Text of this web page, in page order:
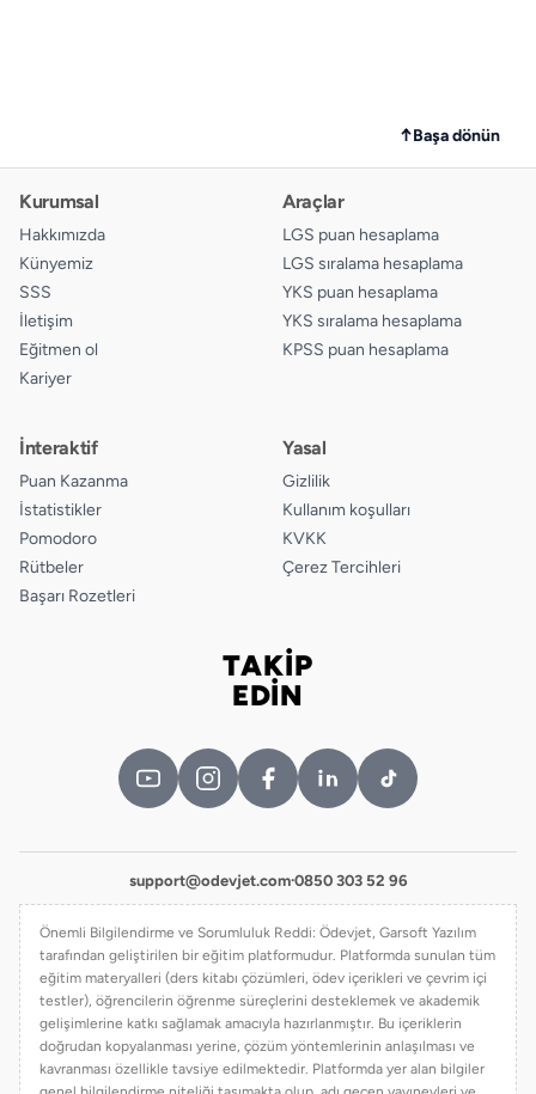
↑Başa dönün
Kurumsal
Hakkımızda
Künyemiz
SSS
İletişim
Eğitmen ol
Kariyer
Araçlar
LGS puan hesaplama
LGS sıralama hesaplama
YKS puan hesaplama
YKS sıralama hesaplama
KPSS puan hesaplama
İnteraktif
Puan Kazanma
İstatistikler
Pomodoro
Rütbeler
Başarı Rozetleri
Yasal
Gizlilik
Kullanım koşulları
KVKK
Çerez Tercihleri
TAKİP
EDİN
support@odevjet.com·0850 303 52 96
Önemli Bilgilendirme ve Sorumluluk Reddi: Ödevjet, Garsoft Yazılım
tarafından geliştirilen bir eğitim platformudur. Platformda sunulan tüm
eğitim materyalleri (ders kitabı çözümleri, ödev içerikleri ve çevrim içi
testler), öğrencilerin öğrenme süreçlerini desteklemek ve akademik
gelişimlerine katkı sağlamak amacıyla hazırlanmıştır. Bu içeriklerin
doğrudan kopyalanması yerine, çözüm yöntemlerinin anlaşılması ve
kavranması özellikle tavsiye edilmektedir. Platformda yer alan bilgiler